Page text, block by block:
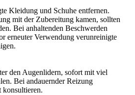
Kleidung und Schuhe entfernen.
mit der Zubereitung kamen, sollten
Bei anhaltenden Beschwerden
erneuter Verwendung verunreinigte
den Augenlidern, sofort mit viel
Bei andauernder Reizung
konsultieren.